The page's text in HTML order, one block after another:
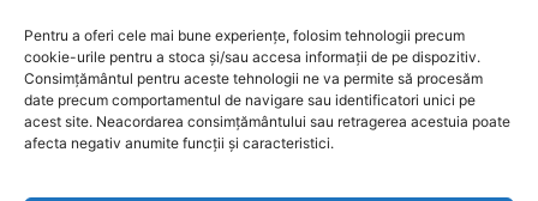
Pentru a oferi cele mai bune experiențe, folosim tehnologii precum
cookie-urile pentru a stoca și/sau accesa informații de pe dispozitiv.
Consimțământul pentru aceste tehnologii ne va permite să procesăm
date precum comportamentul de navigare sau identificatori unici pe
acest site. Neacordarea consimțământului sau retragerea acestuia poate
afecta negativ anumite funcții și caracteristici.